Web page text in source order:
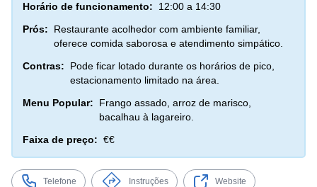
Horário de funcionamento:
12:00 a 14:30
Prós:
Restaurante acolhedor com ambiente familiar,
oferece comida saborosa e atendimento simpático.
Contras:
Pode ficar lotado durante os horários de pico,
estacionamento limitado na área.
Menu Popular:
Frango assado, arroz de marisco,
bacalhau à lagareiro.
Faixa de preço: €€
Telefone Instruções Website